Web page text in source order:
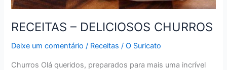
RECEITAS – DELICIOSOS CHURROS
Deixe um comentário / Receitas /O Suricato
Churros Olá queridos, preparados para mais uma incrível